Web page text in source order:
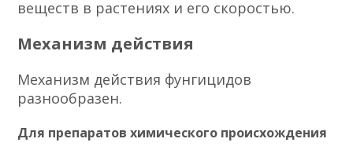
веществ в растениях и его скоростью.
Механизм действия
Механизм действия фунгицидов
разнообразен.
Для препаратов химического происхождения